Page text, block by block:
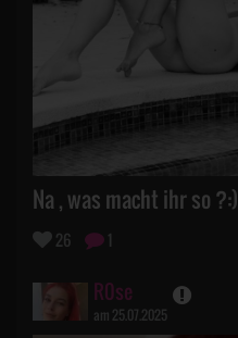
Na , was macht ihr so ?:)
26 1
R0se
am 25.07.2025